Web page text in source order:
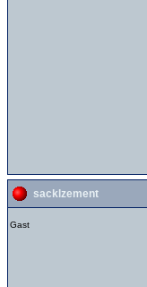
sacklzement
Gast